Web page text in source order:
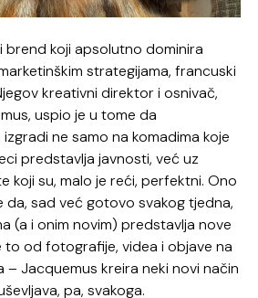
brend koji apsolutno dominira
strategijama, francuski
kreativni direktor i osnivač,
uspio je u tome da
ne samo na komadima koje
predstavlja javnosti, već uz
koji su, malo je reći, perfektni. Ono
da, sad već gotovo svakog tjedna,
(a i onim novim) predstavlja nove
to od fotografije, videa i objave na
– Jacquemus kreira neki novi način
pa, svakoga.